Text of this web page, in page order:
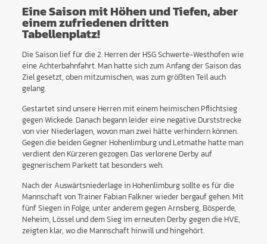
Eine Saison mit Höhen und Tiefen, aber
einem zufriedenen dritten
Tabellenplatz!
Die Saison lief für die 2. Herren der HSG Schwerte-Westhofen wie
eine Achterbahnfahrt. Man hatte sich zum Anfang der Saison das
Ziel gesetzt, oben mitzumischen, was zum größten Teil auch
gelang.
Gestartet sind unsere Herren mit einem heimischen Pflichtsieg
gegen Wickede. Danach begann leider eine negative Durststrecke
von vier Niederlagen, wovon man zwei hätte verhindern können.
Gegen die beiden Gegner Hohenlimburg und Letmathe hatte man
verdient den Kürzeren gezogen. Das verlorene Derby auf
gegnerischem Parkett tat besonders weh.
Nach der Auswärtsniederlage in Hohenlimburg sollte es für die
Mannschaft von Trainer Fabian Falkner wieder bergauf gehen. Mit
fünf Siegen in Folge, unter anderem gegen Arnsberg, Bösperde,
Neheim, Lössel und dem Sieg im erneuten Derby gegen die HVE,
zeigten klar, wo die Mannschaft hinwill und hingehört.